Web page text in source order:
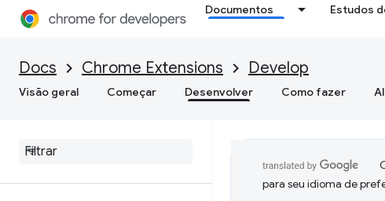
Documentos Estudos
Docs Chrome Extensions Develop
Visão geral Começar Desenvolver Como fazer AI
para seu idioma de